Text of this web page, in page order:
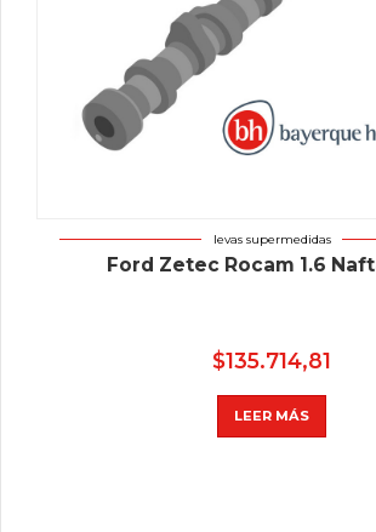
levas supermedidas
Ford Zetec Rocam 1.6
$135.714,81
LEER MÁS